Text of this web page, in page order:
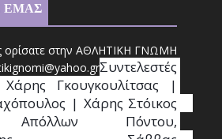
ΕΜΑΣ
ορίσατε στην ΑΘΛΗΤΙΚΗ ΓΝΩΜΗ
ikignomi@yahoo.grΣυντελεστές
Γκουγκουλίτσας |
| Χάρης Στόικος
Απόλλων Πόντου,